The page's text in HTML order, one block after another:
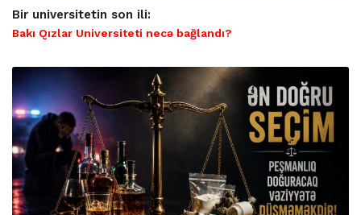
Bir universitetin son ili:
Bakı Qızlar Universiteti necə bağlandı?